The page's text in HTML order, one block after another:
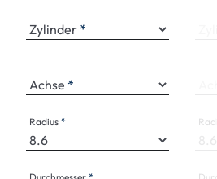
Zylinder
Achse
Radius